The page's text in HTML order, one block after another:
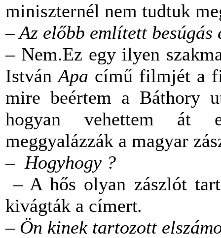
miniszternél nem tudtuk
– Az előbb említett besúgás
– Nem.Ez egy ilyen
IstvánApa című filmjét a
mire beértem a Báthory
hogyan vehettem át
meggyalázzák a magyar
– Hogyhogy ?
– A hős olyan zászlót
kivágták a címert.
– Ön kinek tartozott